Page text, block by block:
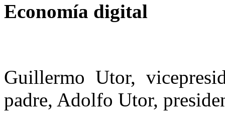
Economía digital
Guillermo Utor,
padre, Adolfo Utor,